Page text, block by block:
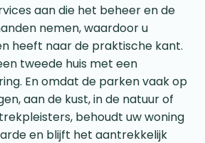
aan die het beheer en de
nemen, waardoor u
heeft naar de praktische kant.
tweede huis met een
En omdat de parken vaak op
aan de kust, in de natuur of
behoudt uw woning
en blijft het aantrekkelijk